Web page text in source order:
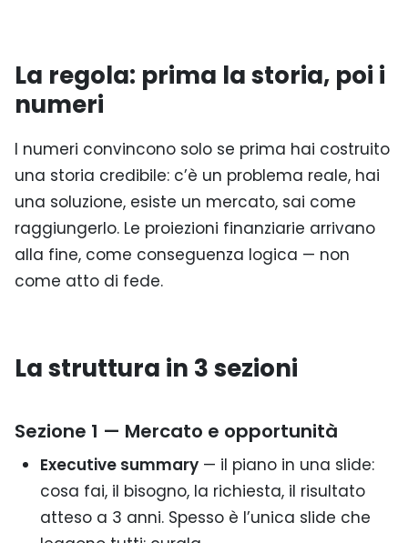
La regola: prima la storia, poi i
numeri
I numeri convincono solo se prima hai costruito
una storia credibile: c’è un problema reale, hai
una soluzione, esiste un mercato, sai come
raggiungerlo. Le proiezioni finanziarie arrivano
alla fine, come conseguenza logica — non
come atto di fede.
La struttura in 3 sezioni
Sezione 1 — Mercato e opportunità
Executive summary— il piano in una slide:
cosa fai, il bisogno, la richiesta, il risultato
atteso a 3 anni. Spesso è l’unica slide che